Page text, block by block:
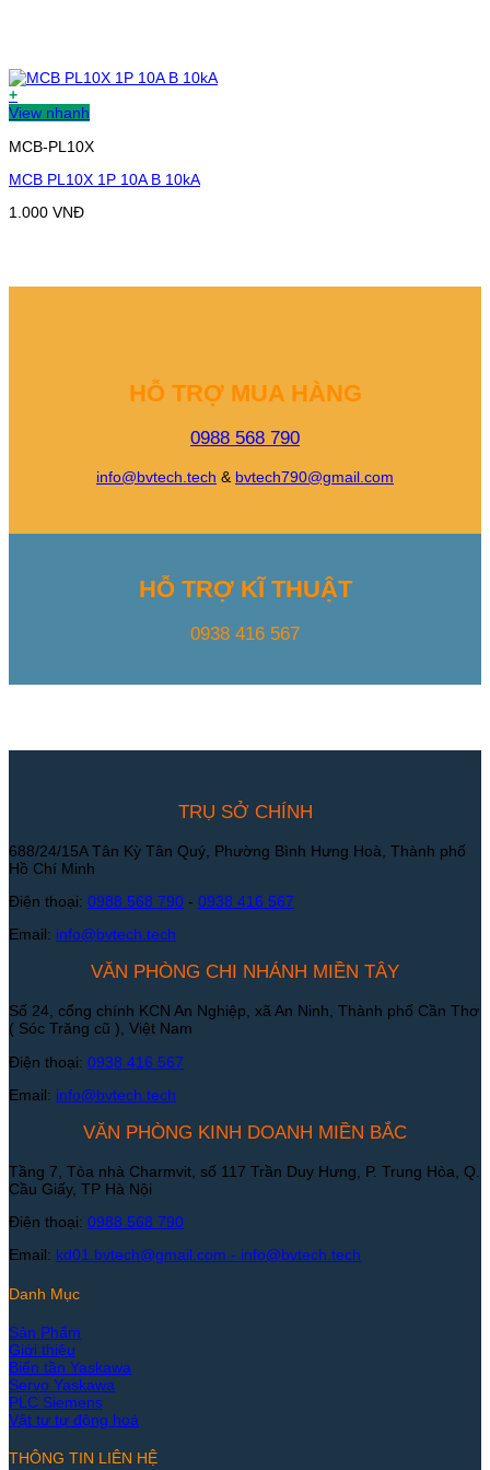
+
View nhanh
MCB-PL10X
MCB PL10X 1P 10A B 10kA
1.000 VNĐ
HỖ TRỢ MUA HÀNG
0988 568 790
info@bvtech.tech & bvtech790@gmail.com
HỖ TRỢ KĨ THUẬT
0938 416 567
TRỤ SỞ CHÍNH
688/24/15A Tân Kỳ Tân Quý, Phường Bình Hưng Hoà, Thành phố
Hồ Chí Minh
Điện thoại: 0988 568 790 - 0938 416 567
Email: info@bvtech.tech
VĂN PHÒNG CHI NHÁNH MIỀN TÂY
Số 24, cổng chính KCN An Nghiệp, xã An Ninh, Thành phố Cần Thơ
( Sóc Trăng cũ ), Việt Nam
Điện thoại: 0938 416 567
Email: info@bvtech.tech
VĂN PHÒNG KINH DOANH MIỀN BẮC
Tầng 7, Tòa nhà Charmvit, số 117 Trần Duy Hưng, P. Trung Hòa, Q.
Cầu Giấy, TP Hà Nội
Điện thoại: 0988 568 790
Email: kd01.bvtech@gmail.com - info@bvtech.tech
Danh Mục
Sản Phẩm
Giới thiệu
Biến tần Yaskawa
Servo Yaskawa
PLC Siemens
Vật tư tự động hoá
THÔNG TIN LIÊN HỆ